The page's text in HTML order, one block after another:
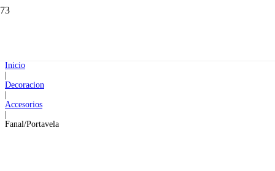
Inicio
Decoracion
Accesorios
Fanal/Portavela